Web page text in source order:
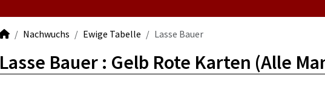
Nachwuchs Ewige Tabelle Lasse Bauer
Lasse Bauer : Gelb Rote Karten (Alle